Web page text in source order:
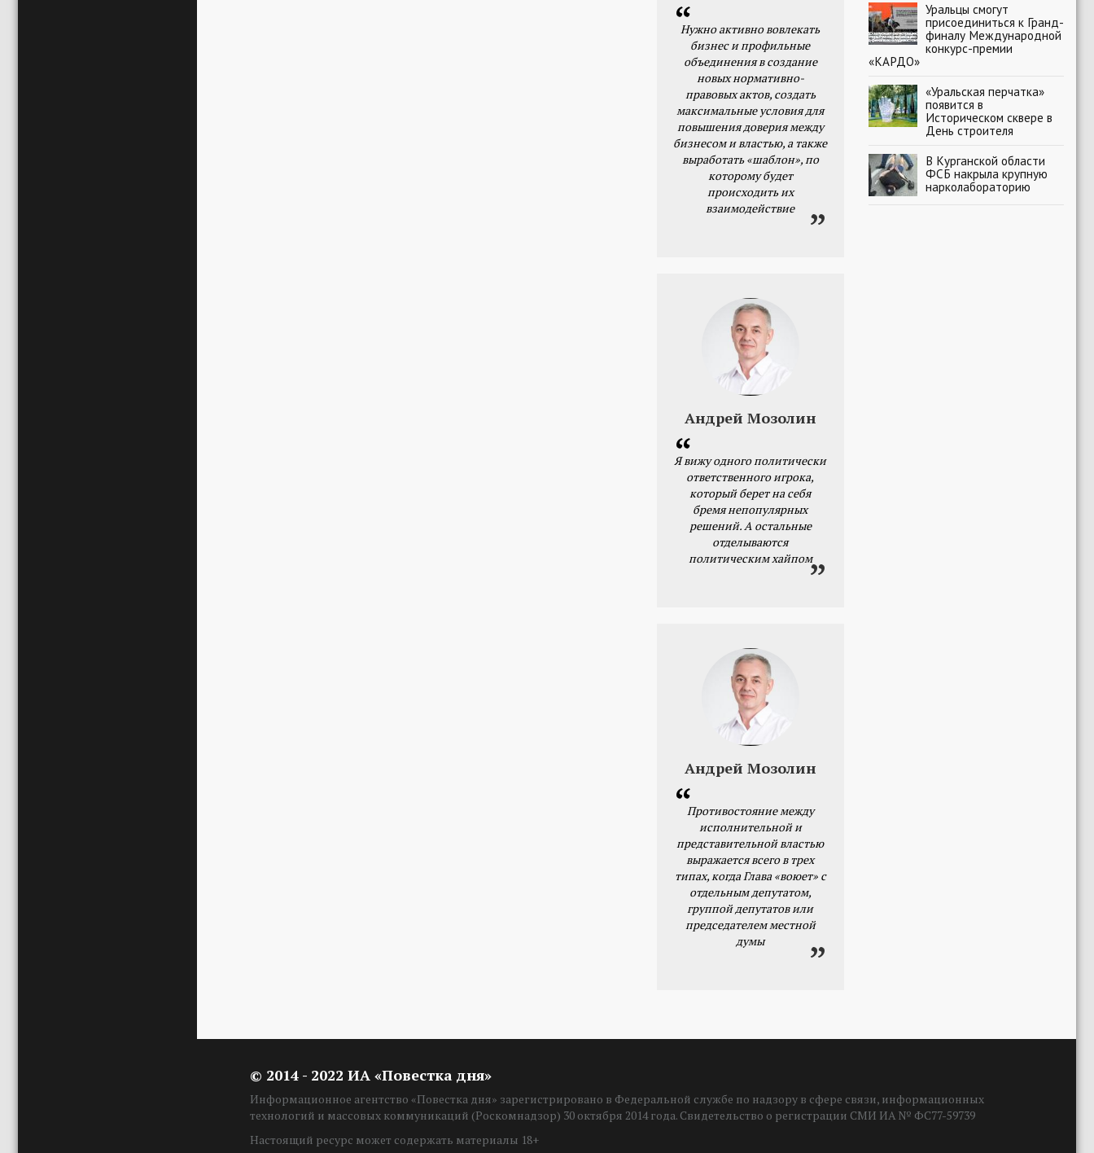
Нужно активно вовлекать
бизнес и профильные
объединения в создание
новых нормативно-
правовых актов, создать
максимальные условия для
повышения доверия между
бизнесом и властью, а также
выработать «шаблон», по
которому будет
происходить их
взаимодействие
Андрей Мозолин
Я вижу одного политически
ответственного игрока,
который берет на себя
бремя непопулярных
решений. А остальные
отделываются
политическим хайпом
Андрей Мозолин
Противостояние между
исполнительной и
представительной властью
выражается всего в трех
типах, когда Глава «воюет» с
отдельным депутатом,
группой депутатов или
председателем местной
думы
Уральцы смогут
присоединиться к Гранд-
финалу Международной
конкурс-премии
«КАРДО»
«Уральская перчатка»
появится в
Историческом сквере в
День строителя
В Курганской области
ФСБ накрыла крупную
нарколабораторию
© 2014 - 2022 ИА «Повестка дня»
Информационное агентство «Повестка дня» зарегистрировано в Федеральной службе по надзору в сфере связи, информационных
технологий и массовых коммуникаций (Роскомнадзор) 30 октября 2014 года. Свидетельство о регистрации СМИ ИА № ФС77-59739
Настоящий ресурс может содержать материалы 18+